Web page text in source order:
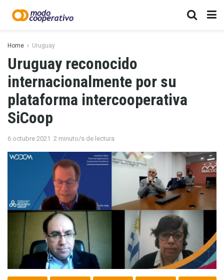
Home Uruguay
Uruguay reconocido
internacionalmente por su
plataforma intercooperativa
SiCoop
6 octubre 2021 2 minuto/s de lectura